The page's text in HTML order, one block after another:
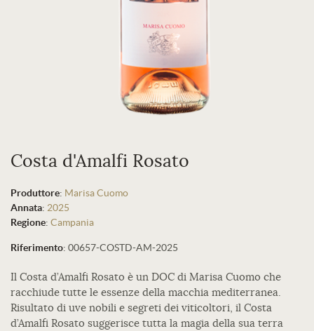
Costa d'Amalfi Rosato
Produttore: Marisa Cuomo
Annata: 2025
Regione: Campania
Riferimento: 00657-COSTD-AM-2025
Il Costa d’Amalfi Rosato è un DOC di Marisa Cuomo che
racchiude tutte le essenze della macchia mediterranea.
Risultato di uve nobili e segreti dei viticoltori, il Costa
d’Amalfi Rosato suggerisce tutta la magia della sua terra